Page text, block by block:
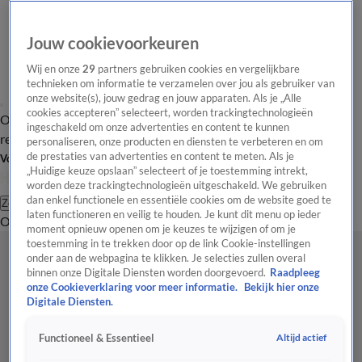
Overzicht Laatste nieuws Regionieuws Het beste van Hart
Tip de
redactie
Volg Hart van Nederland
Zoeken
OverzichtRegioUitzendingenWeerTip de redactiePanelVideo's
Jouw cookievoorkeuren
Wij en onze29 partners gebruiken cookies en vergelijkbare
technieken om informatie te verzamelen over jou als gebruiker van
onze website(s), jouw gedrag en jouw apparaten. Als je „Alle
cookies accepteren” selecteert, worden trackingtechnologieën
ingeschakeld om onze advertenties en content te kunnen
personaliseren, onze producten en diensten te verbeteren en om
de prestaties van advertenties en content te meten. Als je
„Huidige keuze opslaan” selecteert of je toestemming intrekt,
worden deze trackingtechnologieën uitgeschakeld. We gebruiken
dan enkel functionele en essentiële cookies om de website goed te
laten functioneren en veilig te houden. Je kunt dit menu op ieder
moment opnieuw openen om je keuzes te wijzigen of om je
toestemming in te trekken door op de link Cookie-instellingen
onder aan de webpagina te klikken. Je selecties zullen overal
binnen onze Digitale Diensten worden doorgevoerd. Raadpleeg
onze Cookieverklaring voor meer informatie.
Bekijk hier onze
Digitale Diensten.
Functioneel & Essentieel Altijd actief